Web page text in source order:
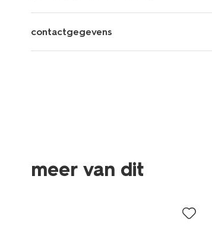
contactgegevens
meer van dit